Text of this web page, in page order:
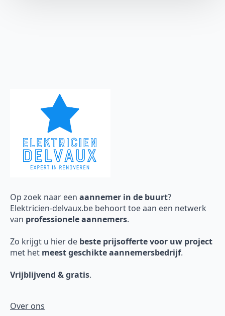
Op zoek naar een aannemer in de buurt?
Elektricien-delvaux.be behoort toe aan een netwerk
van professionele aannemers.
Zo krijgt u hier de beste prijsofferte voor uw project
met het meest geschikte aannemersbedrijf.
Vrijblijvend & gratis.
Over ons